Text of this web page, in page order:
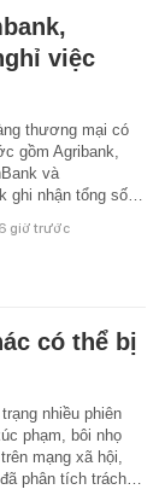
việc
thương mại có
gồm Agribank,
và
ghi nhận tổng số…
6 giờ trước
có thể bị
nhiều phiên
phạm, bôi nhọ
mạng xã hội,
phân tích trách…